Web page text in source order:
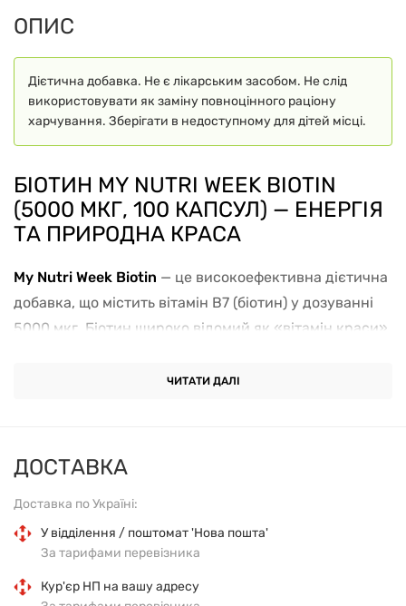
ДОСТАВКА
Доставка по Україні:
У відділення / поштомат 'Нова пошта'
За тарифами перевізника
Кур'єр НП на вашу адресу
ОПИС
Дієтична добавка. Не є лікарським засобом. Не слід
використовувати як заміну повноцінного раціону
харчування. Зберігати в недоступному для дітей місці.
БІОТИН MY NUTRI WEEK BIOTIN
(5000 МКГ, 100 КАПСУЛ) — ЕНЕРГІЯ
ТА ПРИРОДНА КРАСА
My Nutri Week Biotin — це високоефективна дієтична
добавка, що містить вітамін B7 (біотин) у дозуванні
5000 мкг. Біотин широко відомий як «вітамін краси»,
синтезу кератину — білка, який складає основу
важливу роль в енергетичному обміні організму. Він
бере участь у метаболізмі жирів, білків та вуглеводів,
допомагаючи перетворювати нутрієнти в чисту
енергію. Це робить добавку незамінною для
підтримки активного способу життя та нормальної
роботи нервової системи.
ЧИТАТИ ДАЛІ